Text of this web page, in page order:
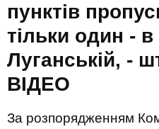
пунктів
тільки один - в
Луганській, -
ВIДЕО
За розпорядженням